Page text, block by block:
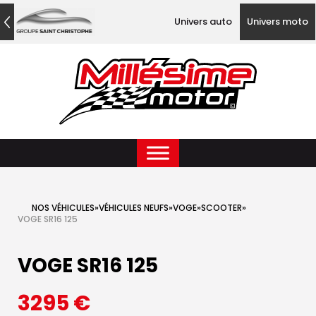
Univers auto Univers moto
NOS VÉHICULES»VÉHICULES NEUFS»VOGE»SCOOTER»
VOGE SR16 125
VOGE SR16 125
3295€